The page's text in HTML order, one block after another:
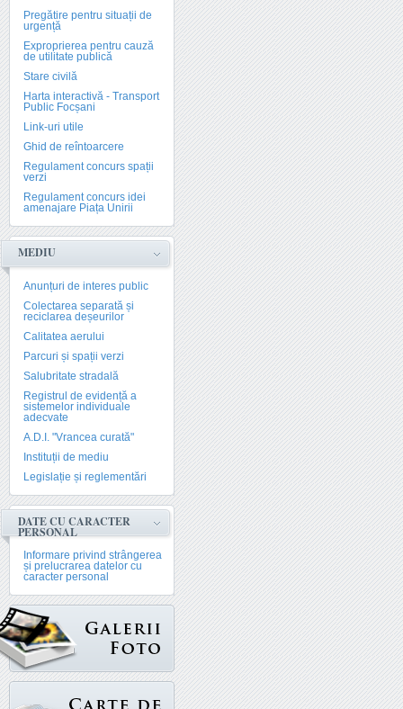
Pregătire pentru situații de
urgență
Exproprierea pentru cauză
de utilitate publică
Stare civilă
Harta interactivă - Transport
Public Focșani
Link-uri utile
Ghid de reîntoarcere
Regulament concurs spații
verzi
Regulament concurs idei
amenajare Piața Unirii
MEDIU
Anunțuri de interes public
Colectarea separată și
reciclarea deșeurilor
Calitatea aerului
Parcuri și spații verzi
Salubritate stradală
Registrul de evidență a
sistemelor individuale
adecvate
A.D.I. "Vrancea curată"
Instituții de mediu
Legislație și reglementări
DATE CU CARACTER
PERSONAL
Informare privind strângerea
și prelucrarea datelor cu
caracter personal